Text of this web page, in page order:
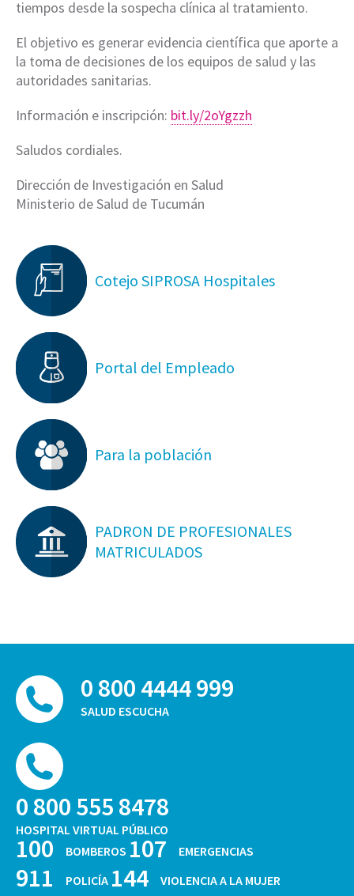
tiempos desde la sospecha clínica al tratamiento.
El objetivo es generar evidencia científica que aporte a
la toma de decisiones de los equipos de salud y las
autoridades sanitarias.
Información e inscripción: bit.ly/2oYgzzh
Saludos cordiales.
Dirección de Investigación en Salud
Ministerio de Salud de Tucumán
Cotejo SIPROSA Hospitales
Portal del Empleado
Para la población
PADRON DE PROFESIONALES
MATRICULADOS
0 800 4444 999
SALUD ESCUCHA
0 800 555 8478
HOSPITAL VIRTUAL PÚBLICO
100 BOMBEROS 107 EMERGENCIAS
911 POLICÍA 144 VIOLENCIA A LA MUJER